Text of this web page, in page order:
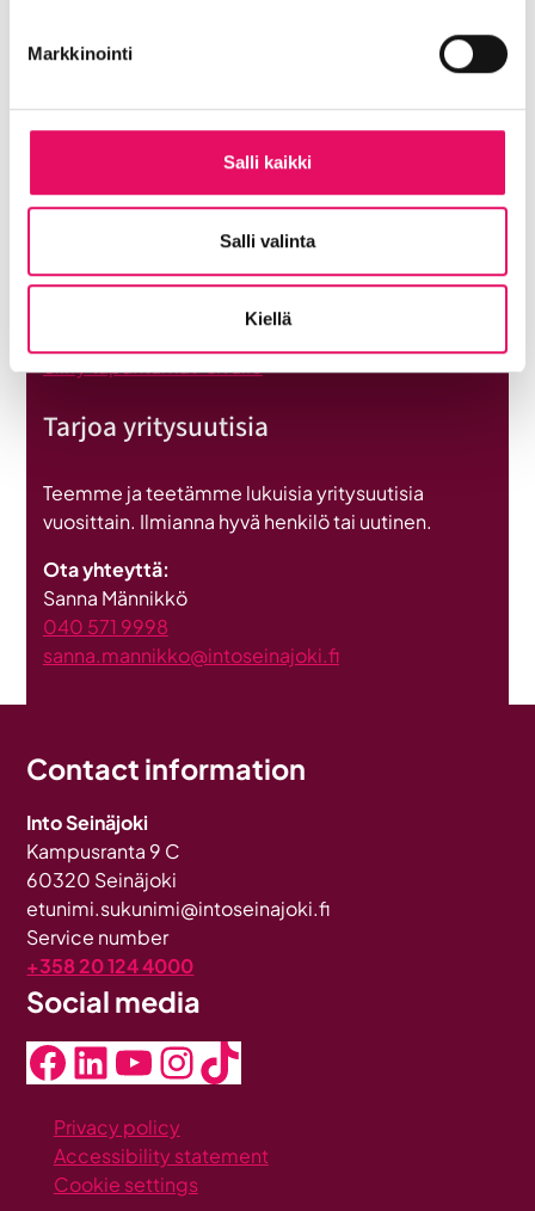
Markkinointi
Salli kaikki
Salli valinta
Kiellä
Katso tulevat tapahtumat
valmennuksia, jotka edistävät yritysten
liiketoimintaa ja ihmisten verkostoitumista.
Siirry tapahtumat-sivulle
Tarjoa yritysuutisia
Teemme ja teetämme lukuisia yritysuutisia
vuosittain. Ilmianna hyvä henkilö tai uutinen.
Ota yhteyttä:
Sanna Männikkö
040 571 9998
sanna.mannikko@intoseinajoki.fi
Contact information
Into Seinäjoki
Kampusranta 9 C
60320 Seinäjoki
etunimi.sukunimi@intoseinajoki.fi
Service number
+358 20 124 4000
Social media
Facebook LinkedIn YouTube InstagramTikTok
Privacy policy
Accessibility statement
Cookie settings